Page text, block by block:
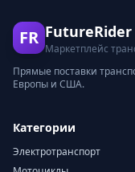
FR FutureRider
Маркетплейс
Прямые поставки
Европы и США.
Категории
Электротранспорт